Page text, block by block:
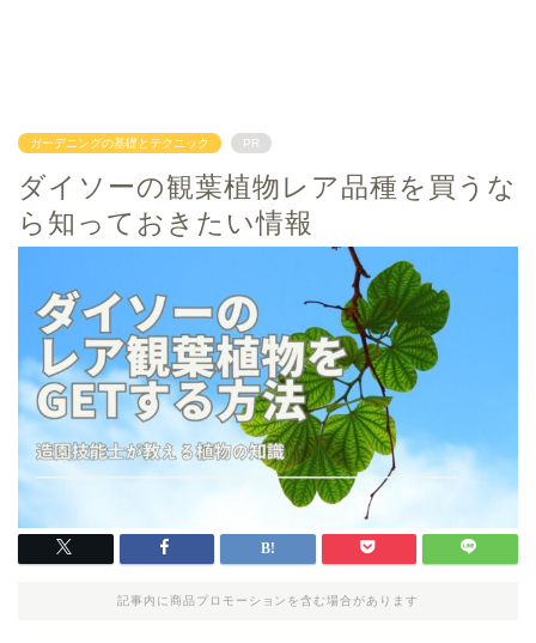
ガーデニングの基礎とテクニック PR
ダイソーの観葉植物レア品種を買うな
ら知っておきたい情報
記事内に商品プロモーションを含む場合があります